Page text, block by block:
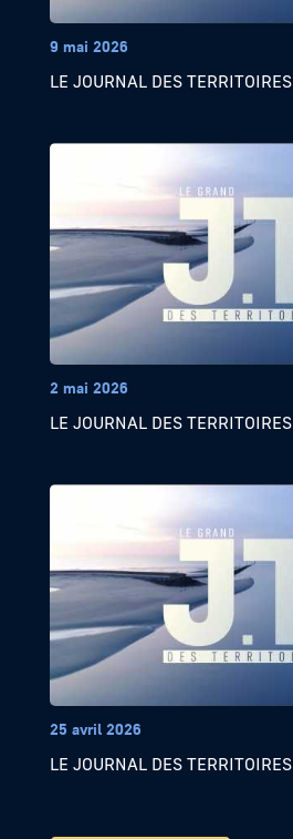
9 mai 2026
LE JOURNAL DES TERRITOIRES
2 mai 2026
LE JOURNAL DES TERRITOIRES
25 avril 2026
LE JOURNAL DES TERRITOIRES